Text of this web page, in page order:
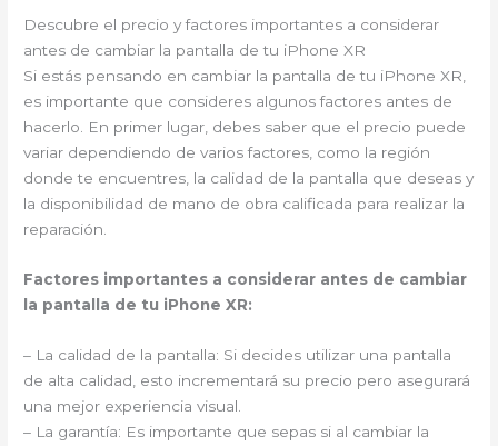
Descubre el precio y factores importantes a considerar
antes de cambiar la pantalla de tu iPhone XR
Si estás pensando en cambiar la pantalla de tu iPhone XR,
es importante que consideres algunos factores antes de
hacerlo. En primer lugar, debes saber que el precio puede
variar dependiendo de varios factores, como la región
donde te encuentres, la calidad de la pantalla que deseas y
la disponibilidad de mano de obra calificada para realizar la
reparación.
Factores importantes a considerar antes de cambiar
la pantalla de tu iPhone XR:
– La calidad de la pantalla: Si decides utilizar una pantalla
de alta calidad, esto incrementará su precio pero asegurará
una mejor experiencia visual.
– La garantía: Es importante que sepas si al cambiar la